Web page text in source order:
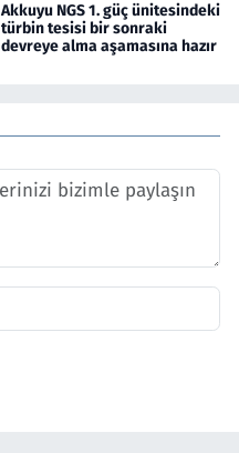
Akkuyu NGS 1. güç ünitesindeki
türbin tesisi bir sonraki
devreye alma aşamasına hazır